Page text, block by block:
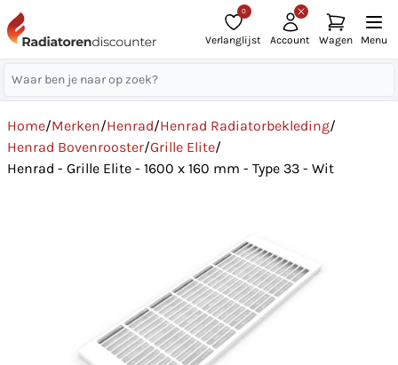
0
Verlanglijst Account Wagen Menu
Home/Merken/Henrad/Henrad Radiatorbekleding/
Henrad Bovenrooster/Grille Elite/
Henrad - Grille Elite - 1600 x 160 mm - Type 33 - Wit